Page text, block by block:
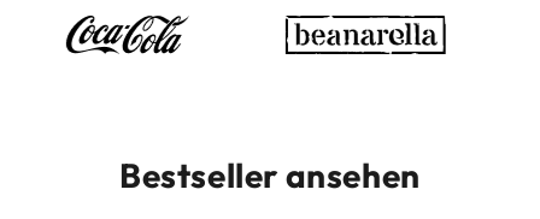
Bestseller ansehen